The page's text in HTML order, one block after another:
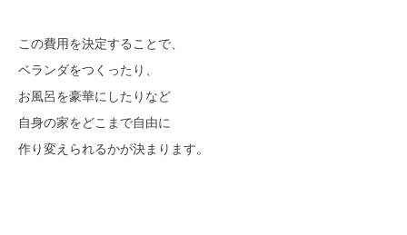
この費用を決定することで、
ベランダをつくったり、
お風呂を豪華にしたりなど
自身の家をどこまで自由に
作り変えられるかが決まります。